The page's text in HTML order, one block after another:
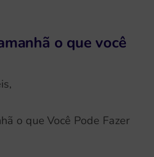
o que você
o que Você Pode Fazer